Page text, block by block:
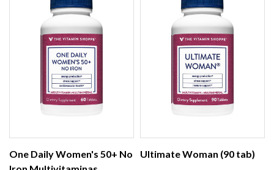
One Daily Women's 50+ No
Ultimate Woman (90 tab)